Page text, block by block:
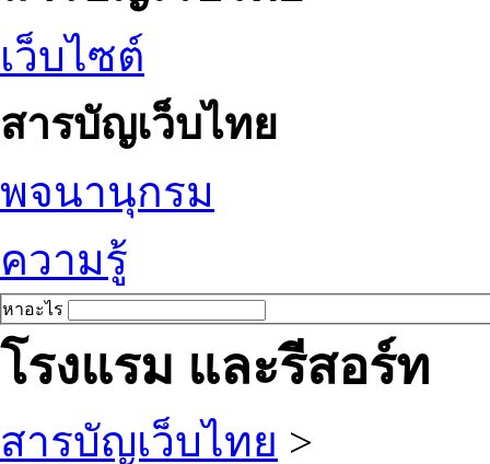
เว็บไซต์
สารบัญเว็บไทย
พจนานุกรม
ความรู้
หาอะไร
โรงแรม และรีสอร์ท
สารบัญเว็บไทย >